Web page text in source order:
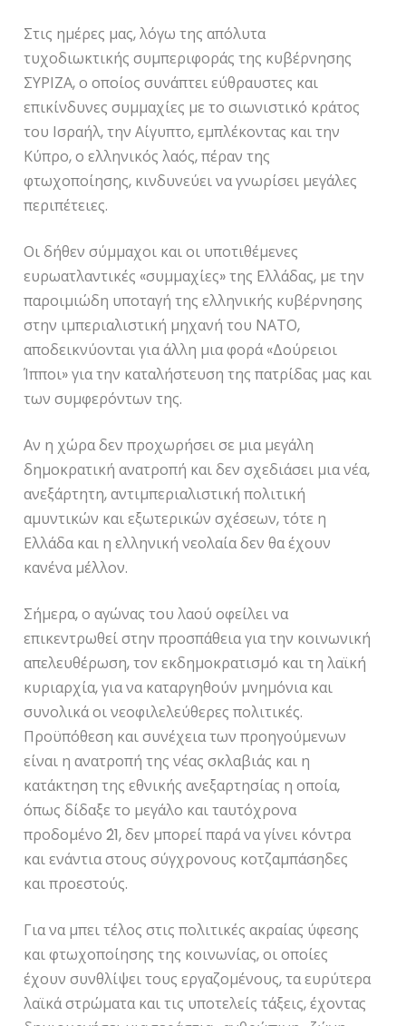
Στις ημέρες μας, λόγω της απόλυτα
τυχοδιωκτικής συμπεριφοράς της κυβέρνησης
ΣΥΡΙΖΑ, ο οποίος συνάπτει εύθραυστες και
επικίνδυνες συμμαχίες με το σιωνιστικό κράτος
του Ισραήλ, την Αίγυπτο, εμπλέκοντας και την
Κύπρο, ο ελληνικός λαός, πέραν της
φτωχοποίησης, κινδυνεύει να γνωρίσει μεγάλες
περιπέτειες.
Οι δήθεν σύμμαχοι και οι υποτιθέμενες
ευρωατλαντικές «συμμαχίες» της Ελλάδας, με την
παροιμιώδη υποταγή της ελληνικής κυβέρνησης
στην ιμπεριαλιστική μηχανή του ΝΑΤΟ,
αποδεικνύονται για άλλη μια φορά «Δούρειοι
Ίπποι» για την καταλήστευση της πατρίδας μας και
των συμφερόντων της.
Αν η χώρα δεν προχωρήσει σε μια μεγάλη
δημοκρατική ανατροπή και δεν σχεδιάσει μια νέα,
ανεξάρτητη, αντιμπεριαλιστική πολιτική
αμυντικών και εξωτερικών σχέσεων, τότε η
Ελλάδα και η ελληνική νεολαία δεν θα έχουν
κανένα μέλλον.
Σήμερα, ο αγώνας του λαού οφείλει να
επικεντρωθεί στην προσπάθεια για την κοινωνική
απελευθέρωση, τον εκδημοκρατισμό και τη λαϊκή
κυριαρχία, για να καταργηθούν μνημόνια και
συνολικά οι νεοφιλελεύθερες πολιτικές.
Προϋπόθεση και συνέχεια των προηγούμενων
είναι η ανατροπή της νέας σκλαβιάς και η
κατάκτηση της εθνικής ανεξαρτησίας η οποία,
όπως δίδαξε το μεγάλο και ταυτόχρονα
προδομένο ΄21, δεν μπορεί παρά να γίνει κόντρα
και ενάντια στους σύγχρονους κοτζαμπάσηδες
και προεστούς.
Για να μπει τέλος στις πολιτικές ακραίας ύφεσης
και φτωχοποίησης της κοινωνίας, οι οποίες
έχουν συνθλίψει τους εργαζομένους, τα ευρύτερα
λαϊκά στρώματα και τις υποτελείς τάξεις, έχοντας